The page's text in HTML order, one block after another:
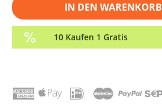
IN DEN WARENKORB
10 Kaufen 1 Gratis